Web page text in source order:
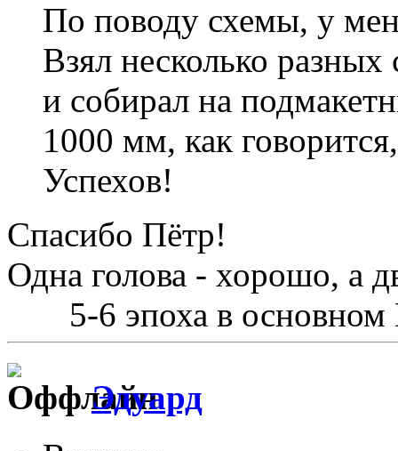
По поводу схемы, у
Взял несколько
и собирал на
1000 мм, как
Успехов!
Спасибо Пётр!
Одна голова - хорошо, а
5-6 эпоха в основном
Эдуард